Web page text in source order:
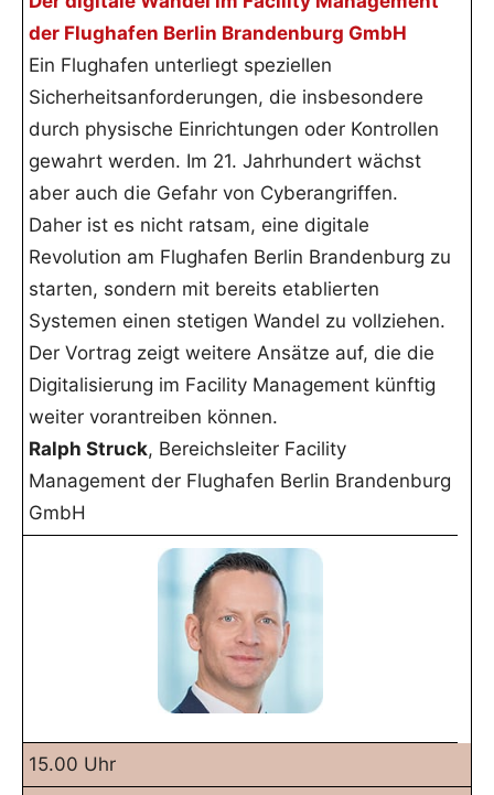
der Flughafen Berlin Brandenburg GmbH
Ein Flughafen unterliegt speziellen
Sicherheitsanforderungen, die insbesondere
durch physische Einrichtungen oder Kontrollen
gewahrt werden. Im 21. Jahrhundert wächst
aber auch die Gefahr von Cyberangriffen.
Daher ist es nicht ratsam, eine digitale
Revolution am Flughafen Berlin Brandenburg zu
starten, sondern mit bereits etablierten
Systemen einen stetigen Wandel zu vollziehen.
Der Vortrag zeigt weitere Ansätze auf, die die
Digitalisierung im Facility Management künftig
weiter vorantreiben können.
Ralph Struck, Bereichsleiter Facility
Management der Flughafen Berlin Brandenburg
GmbH
15.00 Uhr